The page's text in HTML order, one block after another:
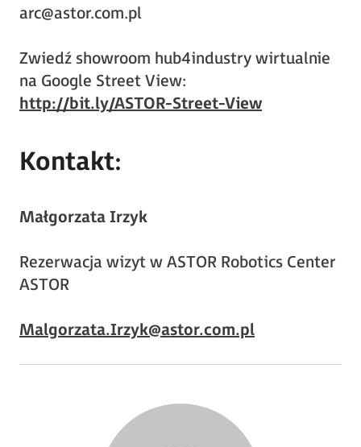
arc@astor.com.pl
Zwiedź showroom hub4industry wirtualnie
na Google Street View:
http://bit.ly/ASTOR-Street-View
Kontakt:
Małgorzata Irzyk
Rezerwacja wizyt w ASTOR Robotics Center
ASTOR
Malgorzata.Irzyk@astor.com.pl